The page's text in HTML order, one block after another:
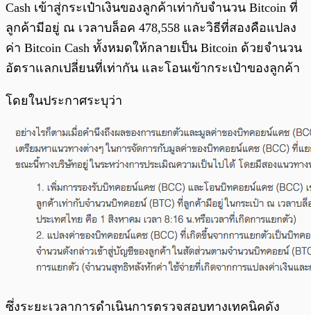
Cash เข้าสู่กระเป๋าเงินของลูกค้าเท่ากับจำนวน Bitcoin ที่
ลูกค้ามีอยู่ ณ เวลาบล็อค 478,558 และวิธีที่สองคือแปลง
ค่า Bitcoin Cash ทั้งหมดให้กลายเป็น Bitcoin ด้วยจำนวน
อัตราแลกเปลี่ยนที่เท่ากัน และโอนเข้ากระเป๋าของลูกค้า
โดยในประกาศระบุว่า
ซึ่งระยะเวลาการดำเนินการตรวจสอบทางเทคนิคดัง